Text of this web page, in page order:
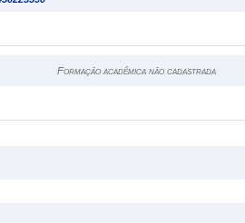
Formação acadêmica não cadastrada